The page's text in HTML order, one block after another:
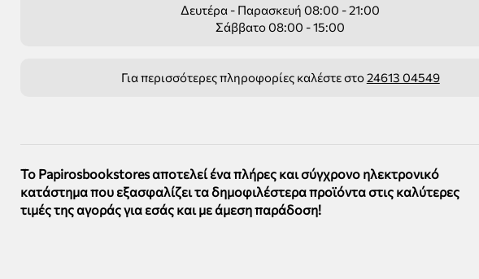
Δευτέρα - Παρασκευή 08:00 - 21:00
Σάββατο 08:00 - 15:00
Για περισσότερες πληροφορίες καλέστε στο24613 04549
Το Papirosbookstores αποτελεί ένα πλήρες και σύγχρονο ηλεκτρονικό
κατάστημα που εξασφαλίζει τα δημοφιλέστερα προϊόντα στις καλύτερες
τιμές της αγοράς για εσάς και με άμεση παράδοση!